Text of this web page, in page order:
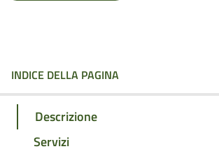
INDICE DELLA PAGINA
Descrizione
Servizi